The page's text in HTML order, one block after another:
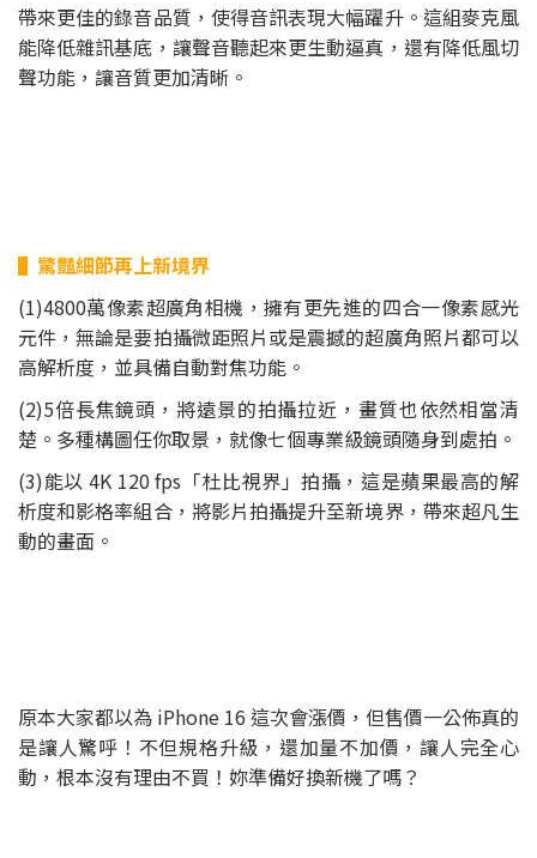
帶來更佳的錄音品質，使得音訊表現大幅躍升。這組麥克風
能降低雜訊基底，讓聲音聽起來更生動逼真，還有降低風切
聲功能，讓音質更加清晰。
▌驚豔細節再上新境界
(1)4800萬像素超廣角相機，擁有更先進的四合一像素感光
元件，無論是要拍攝微距照片或是震撼的超廣角照片都可以
高解析度，並具備自動對焦功能。
(2)5倍長焦鏡頭，將遠景的拍攝拉近，畫質也依然相當清
楚。多種構圖任你取景，就像七個專業級鏡頭隨身到處拍。
(3)能以 4K 120 fps「杜比視界」拍攝，這是蘋果最高的解
析度和影格率組合，將影片拍攝提升至新境界，帶來超凡生
動的畫面。
原本大家都以為 iPhone 16 這次會漲價，但售價一公佈真的
是讓人驚呼！不但規格升級，還加量不加價，讓人完全心
動，根本沒有理由不買！妳準備好換新機了嗎？